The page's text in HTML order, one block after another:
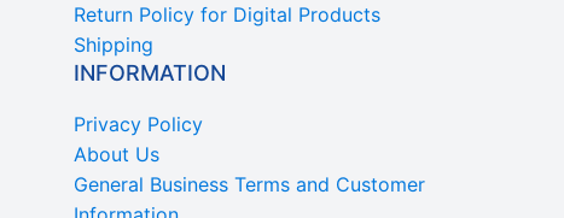
Return Policy for Digital Products
Shipping
INFORMATION
Privacy Policy
About Us
General Business Terms and Customer